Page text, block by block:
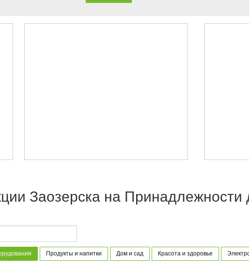
Заозерска на Принадлежности
Продукты и напитки Дом и сад Красота и здоровье